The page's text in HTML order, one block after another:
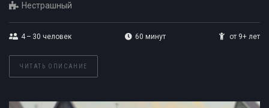
Нестрашный
4 – 30 человек 60 минут от 9+ лет
ЧИТАТЬ ОПИСАНИЕ